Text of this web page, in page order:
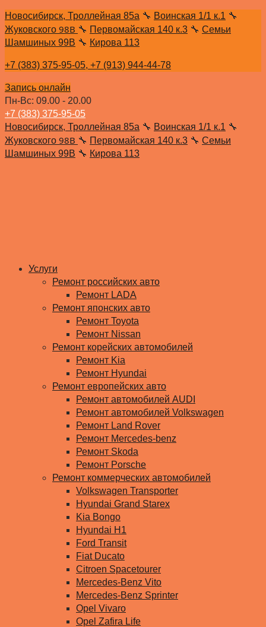
Новосибирск, Троллейная 85а 🔧 Воинская 1/1 к.1 🔧
Жуковского 98В 🔧 Первомайская 140 к.3 🔧 Семьи
Шамшиных 99В 🔧 Кирова 113
+7 (383) 375-95-05, +7 (913) 944-44-78
Запись онлайн
Пн-Вс: 09.00 - 20.00
+7 (383) 375-95-05
Новосибирск, Троллейная 85а 🔧 Воинская 1/1 к.1 🔧
Жуковского 98В 🔧 Первомайская 140 к.3 🔧 Семьи
Шамшиных 99В 🔧 Кирова 113
Услуги
Ремонт российских авто
Ремонт LADA
Ремонт японских авто
Ремонт Toyota
Ремонт Nissan
Ремонт корейских автомобилей
Ремонт Kia
Ремонт Hyundai
Ремонт европейских авто
Ремонт автомобилей AUDI
Ремонт автомобилей Volkswagen
Ремонт Land Rover
Ремонт Mercedes-benz
Ремонт Skoda
Ремонт Porsche
Ремонт коммерческих автомобилей
Volkswagen Transporter
Hyundai Grand Starex
Kia Bongo
Hyundai H1
Ford Transit
Fiat Ducato
Citroen Spacetourer
Mercedes-Benz Vito
Mercedes-Benz Sprinter
Opel Vivaro
Opel Zafira Life